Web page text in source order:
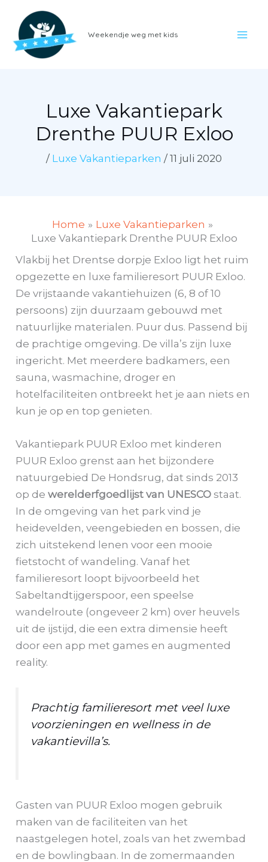
naar
de
inhoud
Weekendje weg met kids
Luxe Vakantiepark
Drenthe PUUR Exloo
/ Luxe Vakantieparken / 11 juli 2020
Home
Luxe Vakantieparken
Luxe Vakantiepark Drenthe PUUR Exloo
Vlakbij het Drentse dorpje Exloo ligt het ruim
opgezette en luxe familieresort PUUR Exloo.
De vrijstaande vakantiehuizen (6, 8 of 10
persoons) zijn duurzaam gebouwd met
natuurlijke materialen. Puur dus. Passend bij
de prachtige omgeving. De villa’s zijn luxe
ingericht. Met meerdere badkamers, een
sauna, wasmachine, droger en
hotelfaciliteiten ontbreekt het je aan niets en
kun je op en top genieten.
Vakantiepark PUUR Exloo met kinderen
PUUR Exloo grenst aan het bijzondere
natuurgebied De Hondsrug, dat sinds 2013
op dewerelderfgoedlijst van UNESCO staat.
In de omgeving van het park vind je
heidevelden, veengebieden en bossen, die
zich uitstekend lenen voor een mooie
fietstocht of wandeling. Vanaf het
familieresort loopt bijvoorbeeld het
Sabeltandtijgerspoor, een speelse
wandelroute (ongeveer 2 km) over heuvels
uit de ijstijd, die een extra dimensie heeft
door een app met games en augmented
reality.
Prachtig familieresort met veel luxe
voorzieningen en wellness in de
vakantievilla’s.
Gasten van PUUR Exloo mogen gebruik
maken van de faciliteiten van het
naastgelegen hotel, zoals van het zwembad
en de bowlingbaan. In de zomermaanden